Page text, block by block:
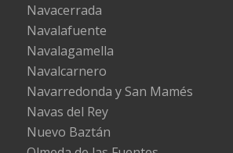
Navacerrada
Navalafuente
Navalagamella
Navalcarnero
Navarredonda y San Mamés
Navas del Rey
Nuevo Baztán